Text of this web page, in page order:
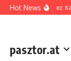
Skip to content
Hot News
Diego Laínez:
pasztor.at